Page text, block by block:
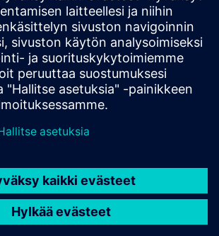
-tuotteeseen/-ratkaisuun
asiakasta ottamaan sen käyttöön,
tai ylläpitämään sitä